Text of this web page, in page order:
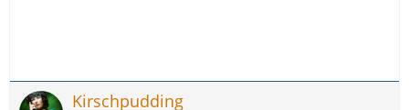
Kirschpudding